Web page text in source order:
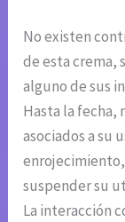
No existen
de esta crema,
alguno de sus
Hasta la fecha,
asociados a su
suspender su
La interacción